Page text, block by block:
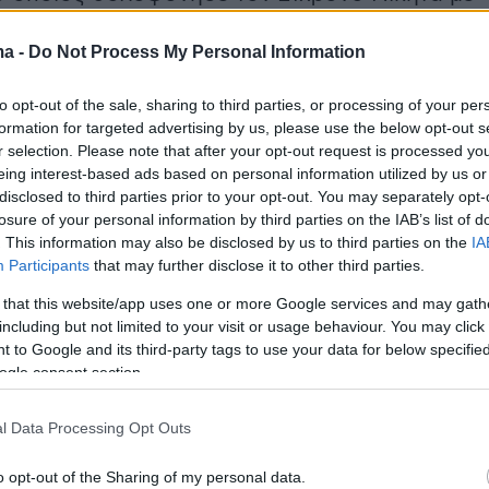
- Do Not Process My Personal Information
opt-out of the sale, sharing to third parties, or processing of your
for targeted advertising by us, please use the below opt-out
selection. Please note that after your opt-out request is processed
interest-based ads based on personal information utilized by us
to third parties prior to your opt-out. You may separately
of your personal information by third parties on the IAB’s list of
This information may also be disclosed by us to third parties on the
Participants that may further disclose it to other third parties.
that this website/app uses one or more Google services and may
but not limited to your visit or usage behaviour. You may
to Google and its third-party tags to use your data for below
consent section.
Data Processing Opt Outs
opt-out of the Sharing of my personal data.
έγκλημα με ιδιαίτερηαπαξία και για
να κλωτσά το αιμόφυρτο σώμα του.
θα δηλώσουμε υποστήριξη κατηγορίας
δύο, θεωρώ ότι η συμμετοχική δράση και της
πάρα πολύ σημαντική. Για να μην πω
πω ενίσχυσε την ήδη ειλημμένη απόφαση
εκτέλεσης η οποία έλαβε χώρα
βάρος αυτού του παιδιού» είπε η κ.
σε άλλο σημείο πρόσθεσε πως: «Πρόκειται
εκτέλεση και μάλιστα με
απαξίας πράξης, περιύβρισης του